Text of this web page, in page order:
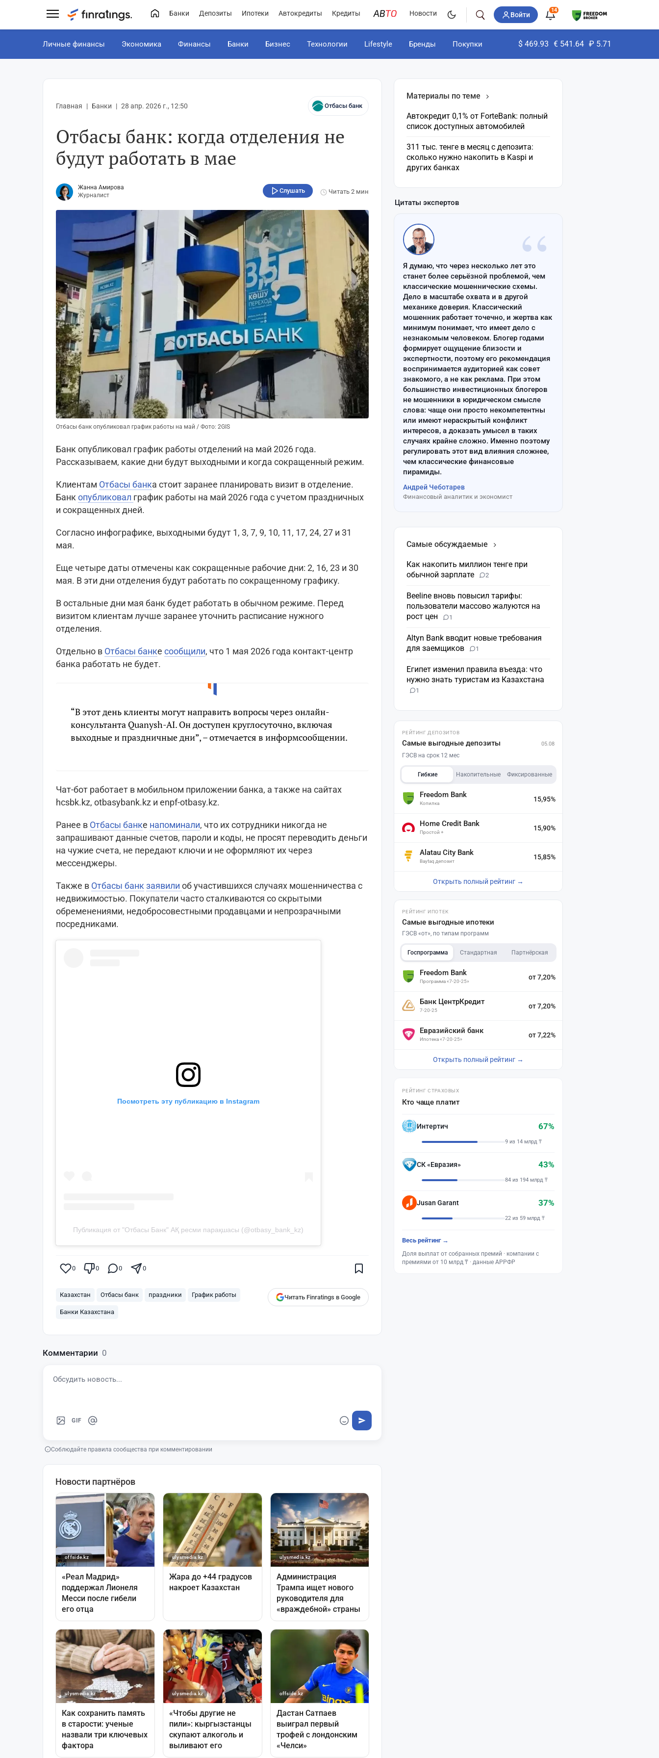
Банки Депозиты Ипотеки Автокредиты Кредиты Новости Войти
14
Личные финансы Экономика Финансы Банки Бизнес Технологии Lifestyle Бренды Покупки $ 469.93 € 541.64 ₽ 5.71
Главная Банки 28 апр. 2026 г., 12:50 Отбасы банк
Отбасы банк: когда отделения не
будут работать в мае
Жанна Амирова
Журналист
Слушать Читать2 мин
Отбасы банк опубликовал график работы на май / Фото: 2GIS
Банк опубликовал график работы отделений на май 2026 года.
Рассказываем, какие дни будут выходными и когда сокращенный режим.
Клиентам Отбасы банка стоит заранее планировать визит в отделение.
Банкопубликовал график работы на май 2026 года с учетом праздничных
и сокращенных дней.
Согласно инфографике, выходными будут 1, 3, 7, 9, 10, 11, 17, 24, 27 и 31
мая.
Еще четыре даты отмечены как сокращенные рабочие дни: 2, 16, 23 и 30
мая. В эти дни отделения будут работать по сокращенному графику.
В остальные дни мая банк будет работать в обычном режиме. Перед
визитом клиентам лучше заранее уточнить расписание нужного
отделения.
Отдельно в Отбасы банке сообщили, что 1 мая 2026 года контакт-центр
банка работать не будет.
“В этот день клиенты могут направить вопросы через онлайн-
консультанта Quanysh-AI. Он доступен круглосуточно, включая
выходные и праздничные дни”, – отмечается в информсообщении.
Чат-бот работает в мобильном приложении банка, а также на сайтах
hcsbk.kz, otbasybank.kz и enpf-otbasy.kz.
Ранее в Отбасы банке напоминали, что их сотрудники никогда не
запрашивают данные счетов, пароли и коды, не просят переводить деньги
на чужие счета, не передают ключи и не оформляют их через
мессенджеры.
Также в Отбасы банкзаявили об участившихся случаях мошенничества с
недвижимостью. Покупатели часто сталкиваются со скрытыми
обременениями, недобросовестными продавцами и непрозрачными
посредниками.
Посмотреть эту публикацию в Instagram
Публикация от "Отбасы Банк" АҚ ресми парақшасы (@otbasy_bank_kz)
0 0 0 0
Казахстан Отбасы банк праздники График работы
Банки Казахстана
Читать Finratings в Google
Поставьте галочку рядом с
Комментарии 0
GIF
Соблюдайте правила сообщества при комментировании
Материалы по теме
Автокредит 0,1% от ForteBank: полный
список доступных автомобилей
311 тыс. тенге в месяц с депозита:
сколько нужно накопить в Kaspi и
других банках
Цитаты экспертов
“
Я думаю, что через несколько лет это
станет более серьёзной проблемой, чем
классические мошеннические схемы.
Дело в масштабе охвата и в другой
механике доверия. Классический
мошенник работает точечно, и жертва как
минимум понимает, что имеет дело с
незнакомым человеком. Блогер годами
формирует ощущение близости и
экспертности, поэтому его рекомендация
воспринимается аудиторией как совет
знакомого, а не как реклама. При этом
большинство инвестиционных блогеров
не мошенники в юридическом смысле
слова: чаще они просто некомпетентны
или имеют нераскрытый конфликт
интересов, а доказать умысел в таких
случаях крайне сложно. Именно поэтому
регулировать этот вид влияния сложнее,
чем классические финансовые
пирамиды.
Андрей Чеботарев
Финансовый аналитик и экономист
Самые обсуждаемые
Как накопить миллион тенге при
обычной зарплате
2
Beeline вновь повысил тарифы:
пользователи массово жалуются на
рост цен
1
Altyn Bank вводит новые требования
для заемщиков
1
Египет изменил правила въезда: что
нужно знать туристам из Казахстана
1
РЕЙТИНГ ДЕПОЗИТОВ
Самые выгодные депозиты 05.08
ГЭСВ на срок 12 мес
Гибкие Накопительные Фиксированные
Freedom Bank
Копилка
15,95%
Home Credit Bank
Простой +
15,90%
Alatau City Bank
Baytaq депозит
15,85%
Открыть полный рейтинг →
РЕЙТИНГ ИПОТЕК
Самые выгодные ипотеки
ГЭСВ «от», по типам программ
Госпрограмма Стандартная Партнёрская
Freedom Bank
Программа «7-20-25»
от 7,20%
Банк ЦентрКредит
7-20-25
от 7,20%
Евразийский банк
Ипотека «7-20-25»
от 7,22%
Открыть полный рейтинг →
РЕЙТИНГ СТРАХОВЫХ
Кто чаще платит
Интертич 67%
9 из 14 млрд ₸
СК «Евразия» 43%
84 из 194 млрд ₸
Jusan Garant 37%
22 из 59 млрд ₸
Весь рейтинг →
Доля выплат от собранных премий · компании с
премиями от 10 млрд ₸ · данные АРРФР